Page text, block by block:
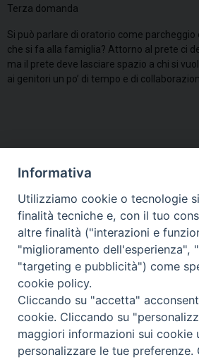
Terza domanda
Si può parlare di oratorio come parcheggio
che si fa alla famiglia? Attorno al prete ci
ma il prete deve lasciare spazio a chi si
ai genitori un po’ di tempo e di
HOME VESCOVO ORARI MESSE
CURIA
TUTELA MINORI
UFFICI PASTORALI
DOCUMENTI
CONTATTI
Copyright © 2018 Diocesi di Foligno /Curia .
tel. 0742 350473 fax 0742 349021 email:
Informativa
Utilizziamo cookie o tecnologie
finalità tecniche e, con il tuo
altre finalità ("interazioni e
"miglioramento dell'esperienza",
"targeting e pubblicità") come
cookie policy.
Cliccando su "accetta"
cookie. Cliccando su
maggiori informazioni sui cookie
personalizzare le tue preferenze.